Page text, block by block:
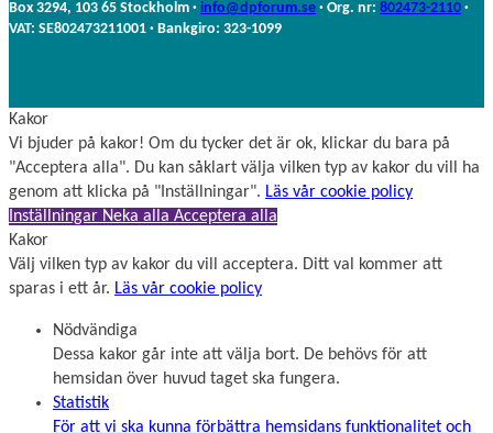
n
Box 3294, 103 65 Stockholm · info@dpforum.se · Org. nr: 802473-2110 ·
VAT: SE802473211001 · Bankgiro: 323-1099
Kakor
Vi bjuder på kakor! Om du tycker det är ok, klickar du bara på
"Acceptera alla". Du kan såklart välja vilken typ av kakor du vill ha
genom att klicka på "Inställningar". Läs vår cookie policy
Inställningar Neka alla Acceptera alla
Kakor
Välj vilken typ av kakor du vill acceptera. Ditt val kommer att
sparas i ett år. Läs vår cookie policy
Nödvändiga
Dessa kakor går inte att välja bort. De behövs för att
hemsidan över huvud taget ska fungera.
Statistik
För att vi ska kunna förbättra hemsidans funktionalitet och